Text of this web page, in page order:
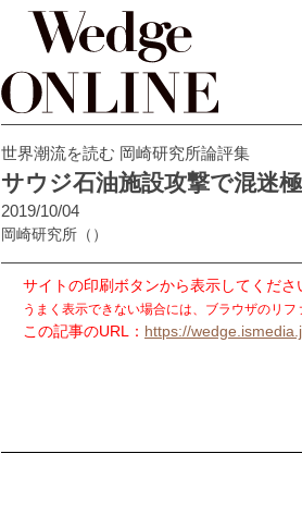
世界潮流を読む 岡崎研究所論評集
サウジ石油施設攻撃で混迷
2019/10/04
岡崎研究所 （）
サイトの印刷ボタンから表示してくださ
うまく表示できない場合には、ブラウザのリフ
この記事のURL： https://